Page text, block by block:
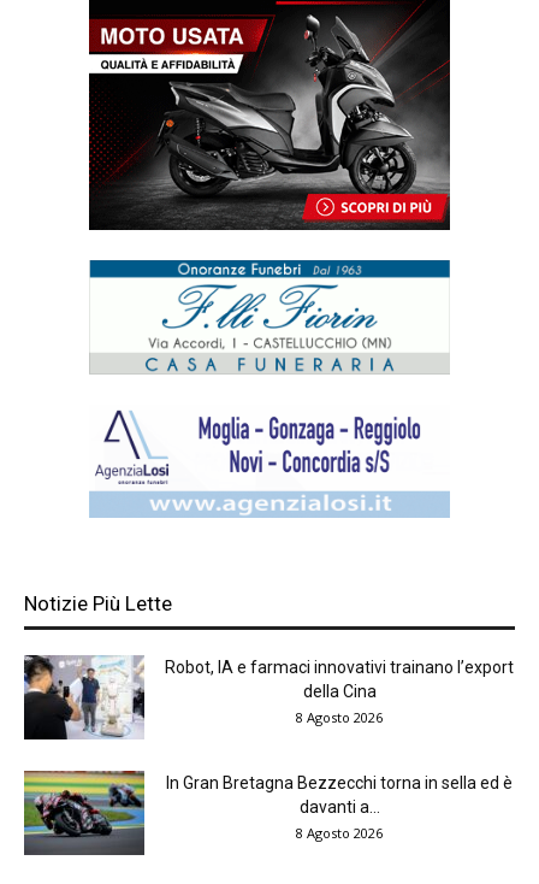
Notizie Più Lette
Robot, IA e farmaci innovativi trainano l’export
della Cina
8 Agosto 2026
In Gran Bretagna Bezzecchi torna in sella ed è
davanti a...
8 Agosto 2026